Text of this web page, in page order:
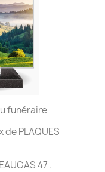
funéraire
PLAQUES
47 .